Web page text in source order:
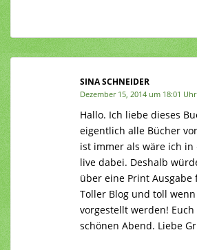
SINA SCHNEIDER
Dezember 15, 2014 um 18:01 Uhr
Hallo. Ich liebe dieses
eigentlich alle Bücher
ist immer als wäre ich in
live dabei. Deshalb
über eine Print
Toller Blog und toll
vorgestellt werden!
schönen Abend. Liebe